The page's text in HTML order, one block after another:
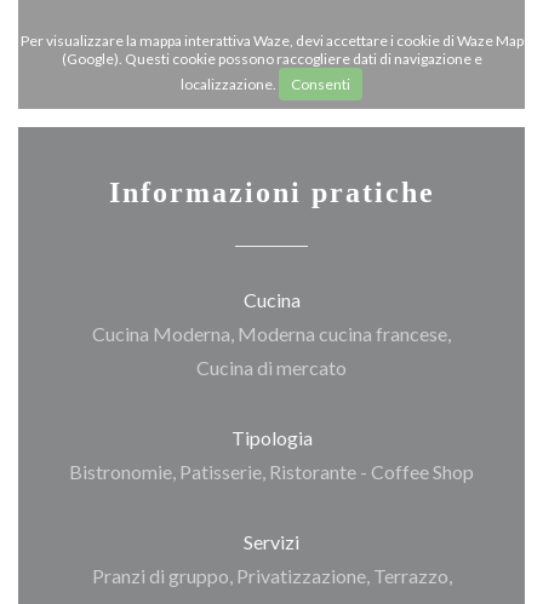
Per visualizzare la mappa interattiva Waze, devi accettare i cookie di Waze Map
(Google). Questi cookie possono raccogliere dati di navigazione e
localizzazione.
Consenti
Informazioni pratiche
Cucina
Cucina Moderna, Moderna cucina francese,
Cucina di mercato
Tipologia
Bistronomie, Patisserie, Ristorante - Coffee Shop
Servizi
Pranzi di gruppo, Privatizzazione, Terrazzo,